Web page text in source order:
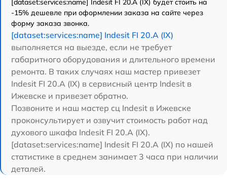
[dataset:services:name] Indesit FI 20.A (IX) будет стоить на
-15% дешевле при оформлении заказа на сайте через
форму заказа звонка.
[dataset:services:name] Indesit FI 20.A (IX)
выполняется на выезде, если не требует
габаритного оборудования и длительного времени
ремонта. В таких случаях наш мастер привезет
Indesit FI 20.A (IX) в сервисный центр Indesit в
Ижевске и привезет обратно.
Позвоните и наш мастер сц Indesit в Ижевске
проконсультирует и озвучит стоимость работ над
духового шкафа Indesit FI 20.A (IX).
[dataset:services:name] Indesit FI 20.A (IX) по нашей
статистике в среднем занимает 3 часа при наличии
деталей.